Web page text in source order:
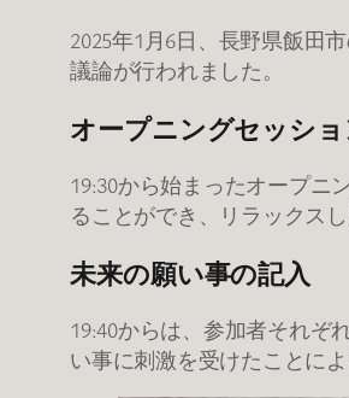
2025年1月6日、長野県飯田
議論が行われました。
オープニングセッシ
19:30から始まったオープニ
ることができ、リラックス
未来の願い事の記入
19:40からは、参加者それぞ
い事に刺激を受けたことに